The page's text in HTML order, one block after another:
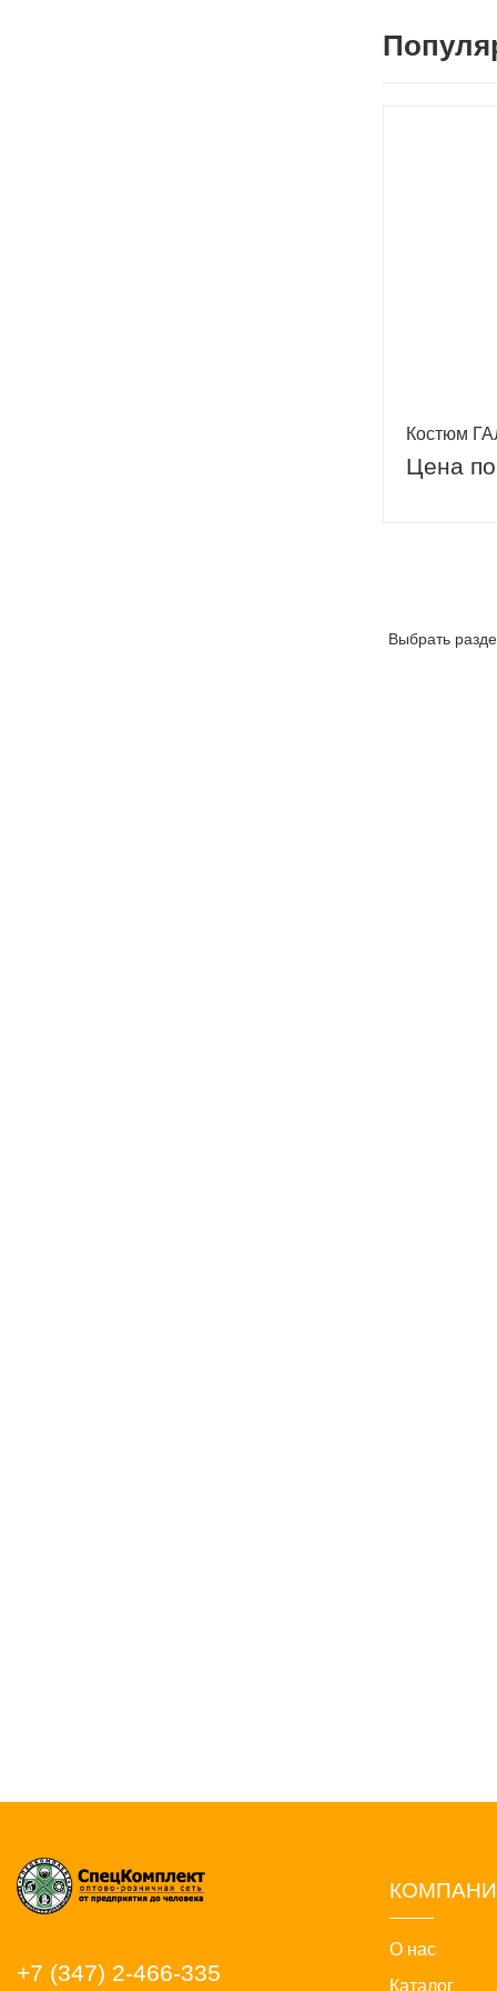
Костюм
Цена
Выбрать
+7 (347) 2-466-335
О нас
Каталог